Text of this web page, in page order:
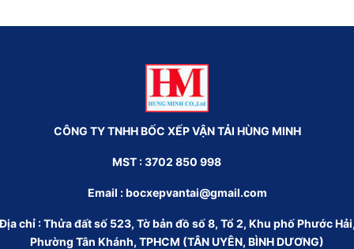
CÔNG TY TNHH BỐC XẾP VẬN TẢI HÙNG MINH
MST : 3702 850 998
Email :bocxepvantai@gmail.com
chỉ : Thửa đất số 523, Tờ bản đồ số 8, Tổ 2, Khu phố Phước
Phường Tân Khánh, TPHCM (TÂN UYÊN, BÌNH DƯƠNG)